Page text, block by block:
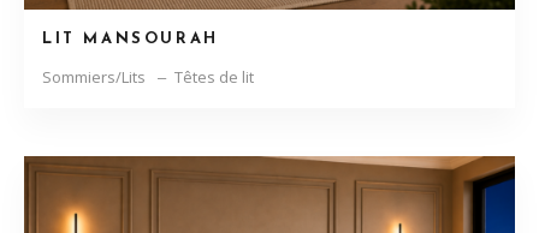
LIT MANSOURAH
Sommiers/Lits Têtes de lit